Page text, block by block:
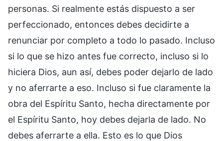
personas. Si realmente estás dispuesto a ser
perfeccionado, entonces debes decidirte a
renunciar por completo a todo lo pasado. Incluso
si lo que se hizo antes fue correcto, incluso si lo
hiciera Dios, aun así, debes poder dejarlo de lado
y no aferrarte a eso. Incluso si fue claramente la
obra del Espíritu Santo, hecha directamente por
el Espíritu Santo, hoy debes dejarla de lado. No
debes aferrarte a ella. Esto es lo que Dios